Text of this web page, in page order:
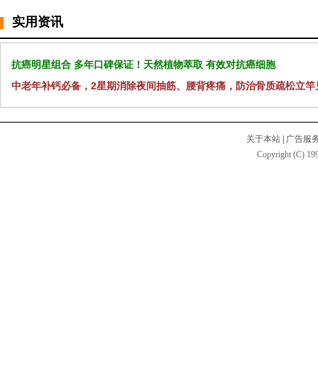
实用资讯
抗癌明星组合 多年口碑保证！天然植物萃取 有效对抗癌细胞
中老年补钙必备，2星期消除夜间抽筋、腰背疼痛，防治骨质疏松立竿
关于本站 | 广告服
Copyright (C)